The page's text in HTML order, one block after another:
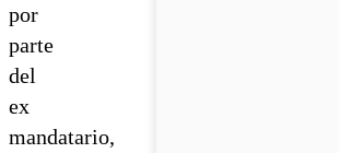
por
parte
del
ex
mandatario,